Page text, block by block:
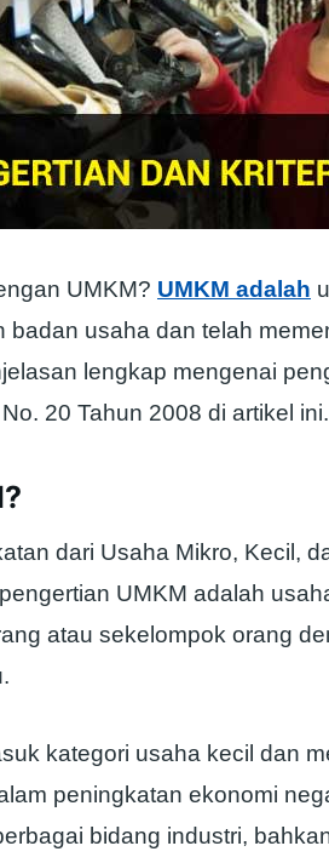
UMKM? UMKM adalah
badan usaha dan telah
lengkap mengenai
20 Tahun 2008 di artikel ini.
dari Usaha Mikro, Kecil,
UMKM adalah
atau sekelompok orang
kategori usaha kecil dan
peningkatan ekonomi
bidang industri,